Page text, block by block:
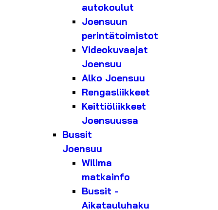
autokoulut
Joensuun
perintätoimistot
Videokuvaajat
Joensuu
Alko Joensuu
Rengasliikkeet
Keittiöliikkeet
Joensuussa
Bussit
Joensuu
Wilima
matkainfo
Bussit -
Aikatauluhaku